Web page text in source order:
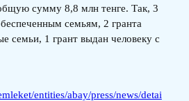
сумму 8,8 млн тенге. Так, 3
семьям, 2 гранта
семьи, 1 грант выдан человеку с
entities/abay/press/news/detai